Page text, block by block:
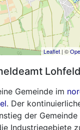
Leaflet | ©
Gemeinde im
. Der
der Gemeinde
Industriegebiete